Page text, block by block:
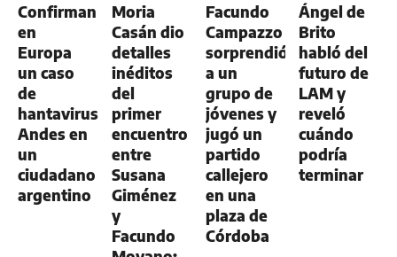
Confirman
en
Europa
un caso
de
hantavirus
Andes en
un
ciudadano
argentino
Moria
Casán dio
detalles
inéditos
del
primer
encuentro
entre
Susana
Giménez
y
Facundo
Facundo
Campazzo
sorprendió
a un
grupo de
jóvenes y
jugó un
partido
callejero
en una
plaza de
Córdoba
Ángel de
Brito
habló del
futuro de
LAM y
reveló
cuándo
podría
terminar